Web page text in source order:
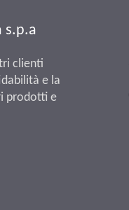
s.p.a
clienti
e la
prodotti e